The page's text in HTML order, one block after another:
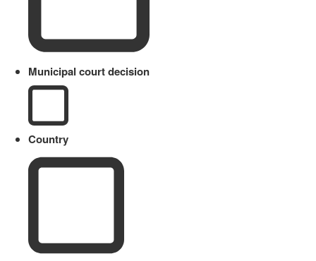
Municipal court decision
Country